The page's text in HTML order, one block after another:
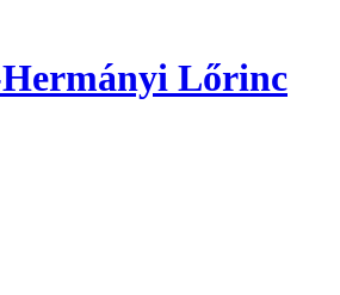
Lőrinc